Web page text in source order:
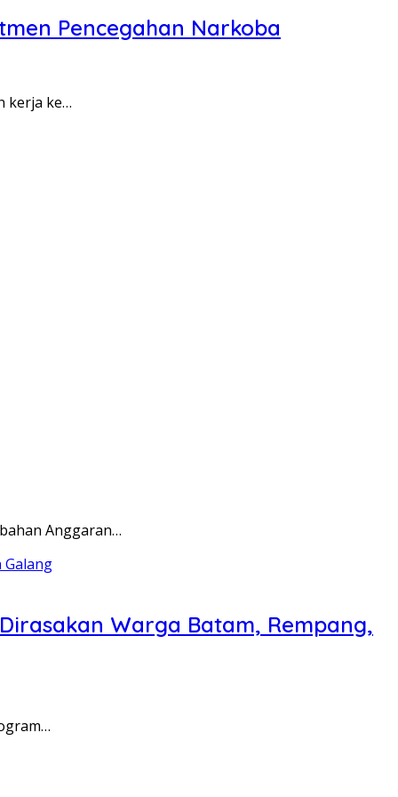
Pencegahan Narkoba
kerja ke…
Anggaran…
Warga Batam, Rempang,